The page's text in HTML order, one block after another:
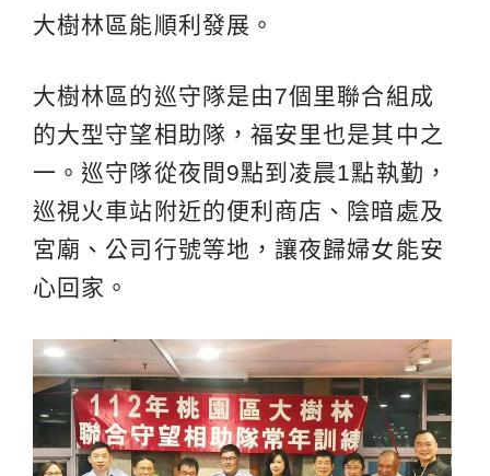
大樹林區能順利發展。
大樹林區的巡守隊是由7個里聯合組成
的大型守望相助隊，福安里也是其中之
一。巡守隊從夜間9點到凌晨1點執勤，
巡視火車站附近的便利商店、陰暗處及
宮廟、公司行號等地，讓夜歸婦女能安
心回家。